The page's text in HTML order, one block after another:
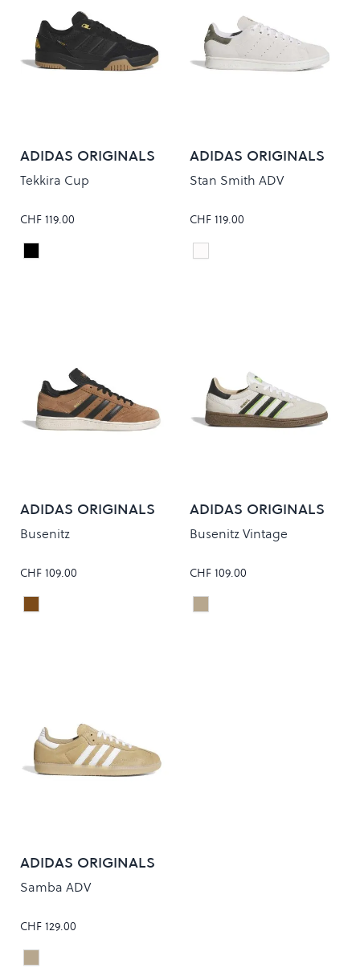
ADIDAS ORIGINALS
Tekkira Cup
CHF 119.00
Colour
CARBON/CARBON
ADIDAS ORIGINALS
Stan Smith ADV
CHF 119.00
Colour
CRYSTAL WHITE/OLISTR
ADIDAS ORIGINALS
Busenitz
CHF 109.00
Colour
PREBRN/CORE BLACK
ADIDAS ORIGINALS
Busenitz Vintage
CHF 109.00
Colour
WONALU/CORE BLACK
ADIDAS ORIGINALS
Samba ADV
CHF 129.00
Colour
CARDBO/WHITE